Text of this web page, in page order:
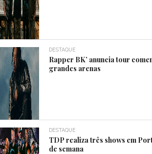
DESTAQUE
Rapper BK’ anuncia tour
grandes arenas
DESTAQUE
TDP realiza três shows em
de semana